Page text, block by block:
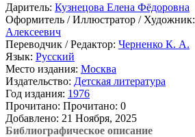
Даритель: Кузнецова Елена Фёдоровна
Оформитель / Иллюстратор / Художник:
Алексеевич
Переводчик / Редактор: Черненко К. А.
Язык: Русский
Место издания: Москва
Издательство: Детская литература
Год издания: 1976
Прочитано: Прочитано: 0
Добавлено: 21 Ноября, 2025
Библиографическое описание